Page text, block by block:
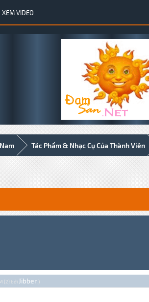
XEM VIDEO
Tác Phẩm & Nhạc Cụ Của Thành Viên
{2} bởi Jibber .)